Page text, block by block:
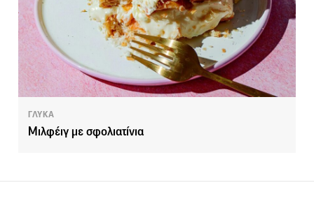
ΓΛΥΚΑ
Μιλφέιγ με σφολιατίνια